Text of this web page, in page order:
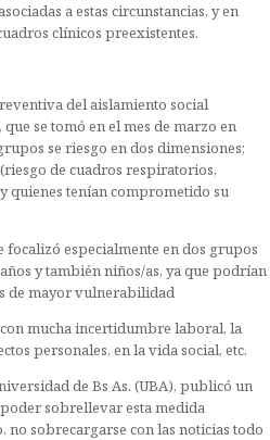
a estas circunstancias, y en
clínicos preexistentes.
del aislamiento social
se tomó en el mes de marzo en
se riesgo en dos dimensiones;
de cuadros respiratorios,
quienes tenían comprometido su
focalizó especialmente en dos grupos
y también niños/as, ya que podrían
de mayor vulnerabilidad
mucha incertidumbre laboral, la
personales, en la vida social, etc.
de Bs As. (UBA), publicó un
sobrellevar esta medida
no sobrecargarse con las noticias todo